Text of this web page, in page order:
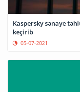
Kaspersky sənaye
keçirib
05-07-2021